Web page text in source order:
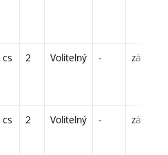
cs 2 Volitelný - zá
cs 2 Volitelný - zá